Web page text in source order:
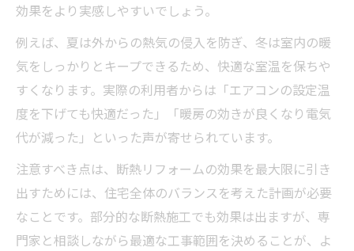
効果をより実感しやすいでしょう。
例えば、夏は外からの熱気の侵入を防ぎ、冬は室内の暖
気をしっかりとキープできるため、快適な室温を保ちや
すくなります。実際の利用者からは「エアコンの設定温
度を下げても快適だった」「暖房の効きが良くなり電気
代が減った」といった声が寄せられています。
注意すべき点は、断熱リフォームの効果を最大限に引き
出すためには、住宅全体のバランスを考えた計画が必要
なことです。部分的な断熱施工でも効果は出ますが、専
門家と相談しながら最適な工事範囲を決めることが、よ